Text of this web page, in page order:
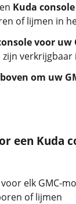
Kuda
of lijmen in
voor uw
om uw
een Kuda
elk GMC-
of lijmen